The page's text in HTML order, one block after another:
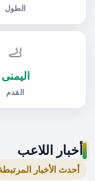
الطول
🦶
اليمنى
القدم
أخبار اللاعب
أحدث الأخبار